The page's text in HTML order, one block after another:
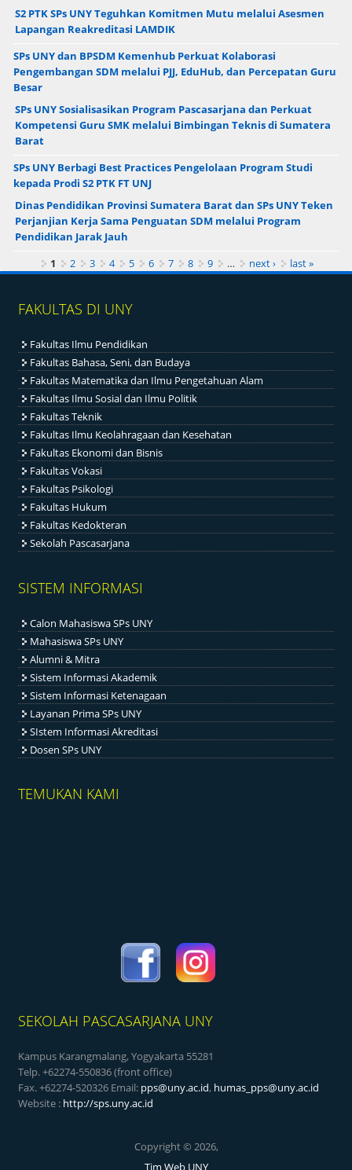
S2 PTK SPs UNY Teguhkan Komitmen Mutu melalui Asesmen
Lapangan Reakreditasi LAMDIK
SPs UNY dan BPSDM Kemenhub Perkuat Kolaborasi
Pengembangan SDM melalui PJJ, EduHub, dan Percepatan Guru
Besar
SPs UNY Sosialisasikan Program Pascasarjana dan Perkuat
Kompetensi Guru SMK melalui Bimbingan Teknis di Sumatera
Barat
SPs UNY Berbagi Best Practices Pengelolaan Program Studi
kepada Prodi S2 PTK FT UNJ
Dinas Pendidikan Provinsi Sumatera Barat dan SPs UNY Teken
Perjanjian Kerja Sama Penguatan SDM melalui Program
Pendidikan Jarak Jauh
Pages 1 2 3 4 5 6 7 8 9 … next › last »
FAKULTAS DI UNY
Fakultas Ilmu Pendidikan
Fakultas Bahasa, Seni, dan Budaya
Fakultas Matematika dan Ilmu Pengetahuan Alam
Fakultas Ilmu Sosial dan Ilmu Politik
Fakultas Teknik
Fakultas Ilmu Keolahragaan dan Kesehatan
Fakultas Ekonomi dan Bisnis
Fakultas Vokasi
Fakultas Psikologi
Fakultas Hukum
Fakultas Kedokteran
Sekolah Pascasarjana
SISTEM INFORMASI
Calon Mahasiswa SPs UNY
Mahasiswa SPs UNY
Alumni & Mitra
Sistem Informasi Akademik
Sistem Informasi Ketenagaan
Layanan Prima SPs UNY
SIstem Informasi Akreditasi
Dosen SPs UNY
TEMUKAN KAMI
SEKOLAH PASCASARJANA UNY
Kampus Karangmalang, Yogyakarta 55281
Telp. +62274-550836 (front office)
Fax. +62274-520326 Email: pps@uny.ac.id, humas_pps@uny.ac.id
Website : http://sps.uny.ac.id
Copyright © 2026,
Tim Web UNY